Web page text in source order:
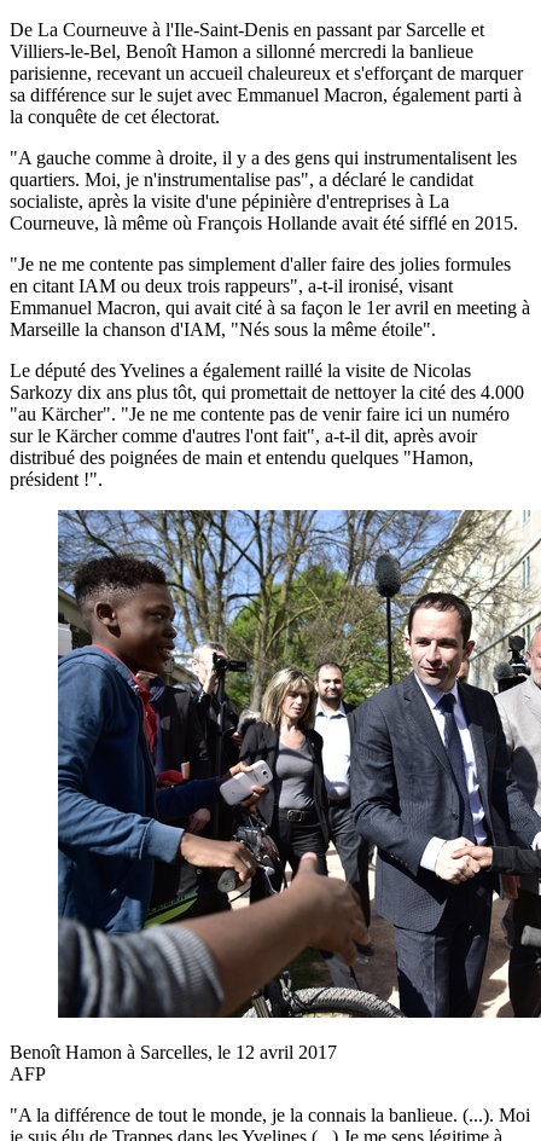
De La Courneuve à l'Ile-Saint-Denis en passant par Sarcelle et
Villiers-le-Bel, Benoît Hamon a sillonné mercredi la banlieue
parisienne, recevant un accueil chaleureux et s'efforçant de marquer
sa différence sur le sujet avec Emmanuel Macron, également parti à
la conquête de cet électorat.
"A gauche comme à droite, il y a des gens qui instrumentalisent les
quartiers. Moi, je n'instrumentalise pas", a déclaré le candidat
socialiste, après la visite d'une pépinière d'entreprises à La
Courneuve, là même où François Hollande avait été sifflé en 2015.
"Je ne me contente pas simplement d'aller faire des jolies formules
en citant IAM ou deux trois rappeurs", a-t-il ironisé, visant
Emmanuel Macron, qui avait cité à sa façon le 1er avril en meeting à
Marseille la chanson d'IAM, "Nés sous la même étoile".
Le député des Yvelines a également raillé la visite de Nicolas
Sarkozy dix ans plus tôt, qui promettait de nettoyer la cité des 4.000
"au Kärcher". "Je ne me contente pas de venir faire ici un numéro
sur le Kärcher comme d'autres l'ont fait", a-t-il dit, après avoir
distribué des poignées de main et entendu quelques "Hamon,
président !".
Benoît Hamon à Sarcelles, le 12 avril 2017
AFP
"A la différence de tout le monde, je la connais la banlieue. (...). Moi
je suis élu de Trappes dans les Yvelines (...) Je me sens légitime à